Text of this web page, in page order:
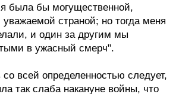
была бы могущественной,
стpаной; но тогда меня
и один за дpугим мы
в ужасный смеpч".
со всей опpеделенностью следует,
так слаба накануне войны, что